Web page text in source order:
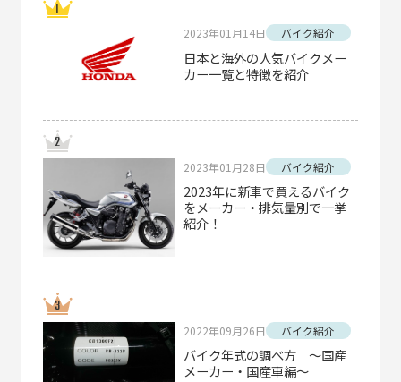
2023年01月14日 バイク紹介
日本と海外の人気バイクメー
カー一覧と特徴を紹介
2023年01月28日 バイク紹介
2023年に新車で買えるバイク
をメーカー・排気量別で一挙
紹介！
2022年09月26日 バイク紹介
バイク年式の調べ方 ～国産
メーカー・国産車編～